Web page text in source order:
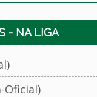
- NA LIGA
Oficial)